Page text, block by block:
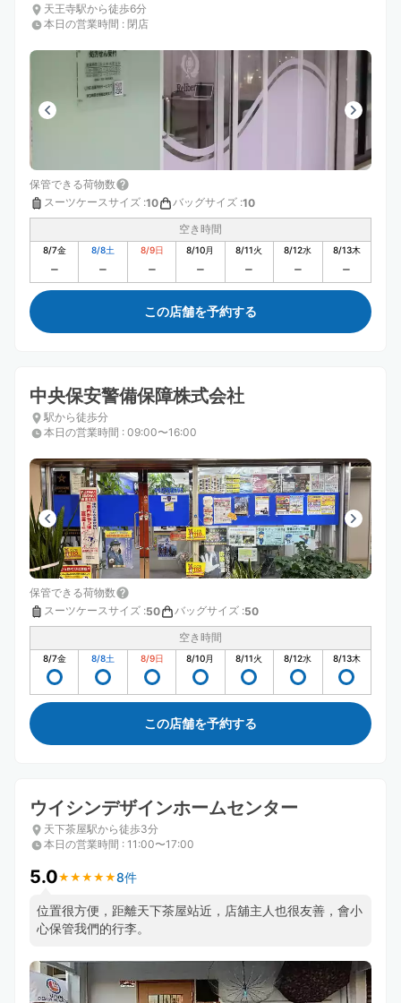
天王寺駅から徒歩6分
本日の営業時間 : 閉店
保管できる荷物数
スーツケースサイズ :10 バッグサイズ :10
空き時間
8/7金 8/8土 8/9日 8/10月 8/11火 8/12水 8/13木
この店舗を予約する
中央保安警備保障株式会社
駅から徒歩分
本日の営業時間 : 09:00〜16:00
保管できる荷物数
スーツケースサイズ :50 バッグサイズ :50
空き時間
8/7金 8/8土 8/9日 8/10月 8/11火 8/12水 8/13木
この店舗を予約する
ウイシンデザインホームセンター
天下茶屋駅から徒歩3分
本日の営業時間 : 11:00〜17:00
5.0★ ★ ★ ★ ★
★ ★ ★ ★ ★8件
位置很方便，距離天下茶屋站近，店舖主人也很友善，會小
心保管我們的行李。